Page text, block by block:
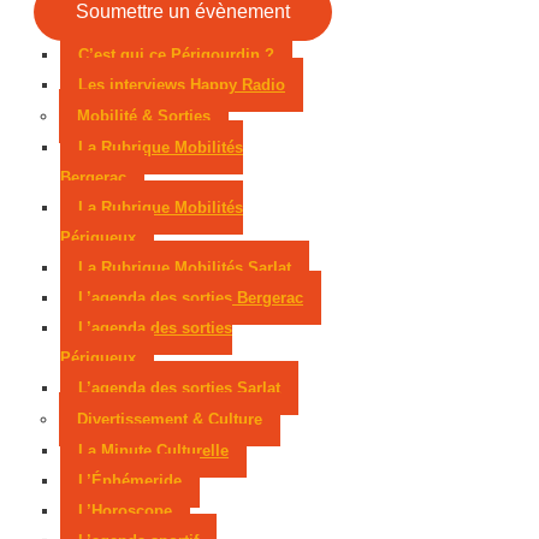
C’est qui ce Périgourdin ?
Les interviews Happy Radio
Mobilité & Sorties
La Rubrique Mobilités
Bergerac
La Rubrique Mobilités
Périgueux
La Rubrique Mobilités Sarlat
L’agenda des sorties Bergerac
L’agenda des sorties
Périgueux
L’agenda des sorties Sarlat
Divertissement & Culture
La Minute Culturelle
L’Éphémeride
L’Horoscope
la parole aux consommateurs
sursis après une tentative d’incendie
Périgourdin en lice aux Mondiaux juniors
Français
Soumettre un évènement